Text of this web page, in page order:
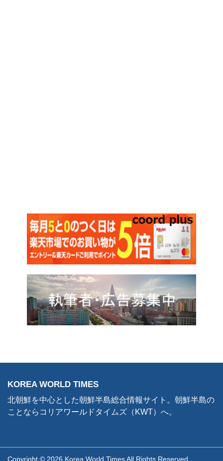
KOREA WORLD TIMES
北朝鮮を中心とした朝鮮半島総合情報サイト。朝鮮半島の
ことならコリアワールドタイムズ（KWT）へ。
Copyright © 2026 Korea World Times All Rights Reserved